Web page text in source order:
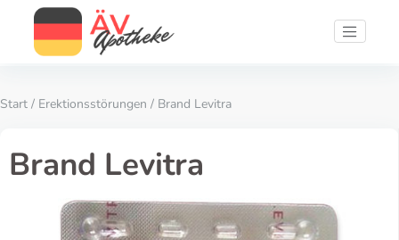
Start / Erektionsstörungen / Brand Levitra
Brand Levitra